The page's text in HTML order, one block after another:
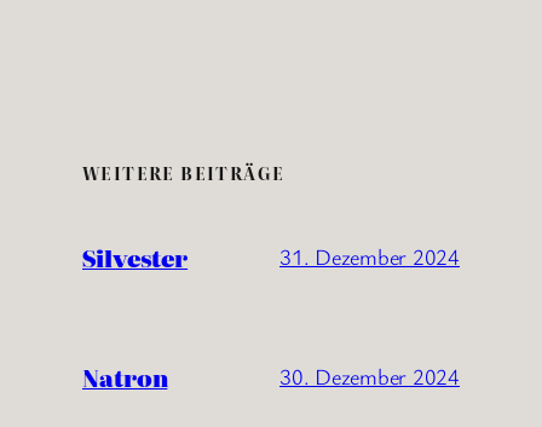
WEITERE BEITRÄGE
Silvester 31. Dezember 2024
Natron 30. Dezember 2024